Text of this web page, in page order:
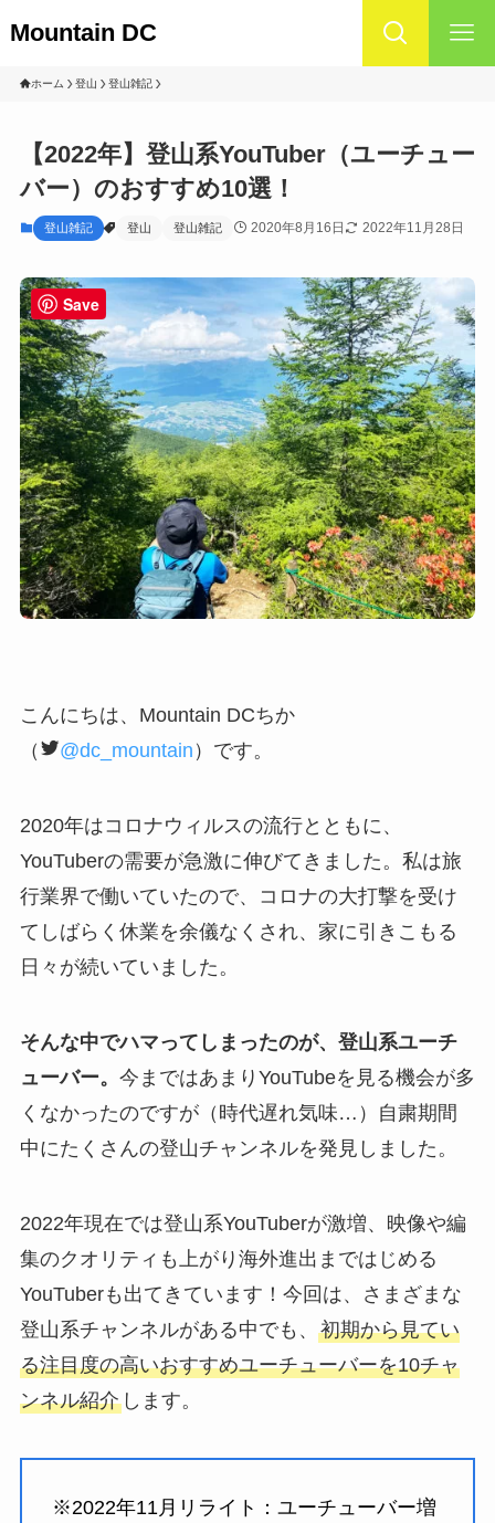
Mountain DC
ホーム 登山 登山雑記
【2022年】登山系YouTuber（ユーチュー
バー）のおすすめ10選！
登山雑記 登山 登山雑記 2020年8月16日 2022年11月28日
こんにちは、Mountain DCちか
（
@dc_mountain ）です。
2020年はコロナウィルスの流行とともに、
YouTuberの需要が急激に伸びてきました。私は旅
行業界で働いていたので、コロナの大打撃を受け
てしばらく休業を余儀なくされ、家に引きこもる
日々が続いていました。
そんな中でハマってしまったのが、登山系ユーチ
ューバー。 今まではあまりYouTubeを見る機会が多
くなかったのですが（時代遅れ気味…）自粛期間
中にたくさんの登山チャンネルを発見しました。
2022年現在では登山系YouTuberが激増、映像や編
集のクオリティも上がり海外進出まではじめる
YouTuberも出てきています！今回は、さまざまな
登山系チャンネルがある中でも、 初期から見てい
る注目度の高いおすすめユーチューバーを10チャ
ンネル紹介します。
※2022年11月リライト：ユーチューバー増
Save